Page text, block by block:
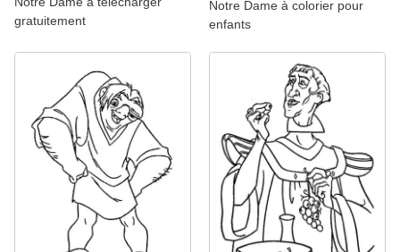
gratuitement
Notre Dame à colorier pour
enfants